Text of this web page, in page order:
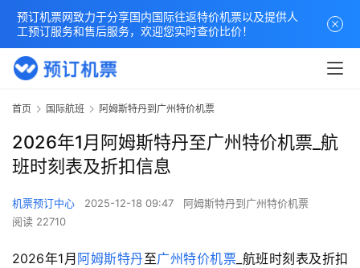
首页 国际航班 阿姆斯特丹到广州特价机票
2026年1月阿姆斯特丹至广州特价机票_航
班时刻表及折扣信息
机票预订中心 2025-12-18 09:47
阿姆斯特丹到广州特价机票
阅读 22710
2026年1月 阿姆斯特丹至广州特价机票 _航班时刻表及折扣
预订机票网致力于分享国内国际往返特价机票以及提供人
工预订服务和售后服务，欢迎您实时查价比价！